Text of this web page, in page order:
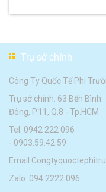
Trụ sở chính
Công Ty Quốc Tế Phi
Trụ sở chính: 63 Bến Bình
Đông, P.11, Q.8 - Tp.HCM
Tel: 0942 222 096
- 0903.59.42.59
Email:
Zalo: 094.2222.096